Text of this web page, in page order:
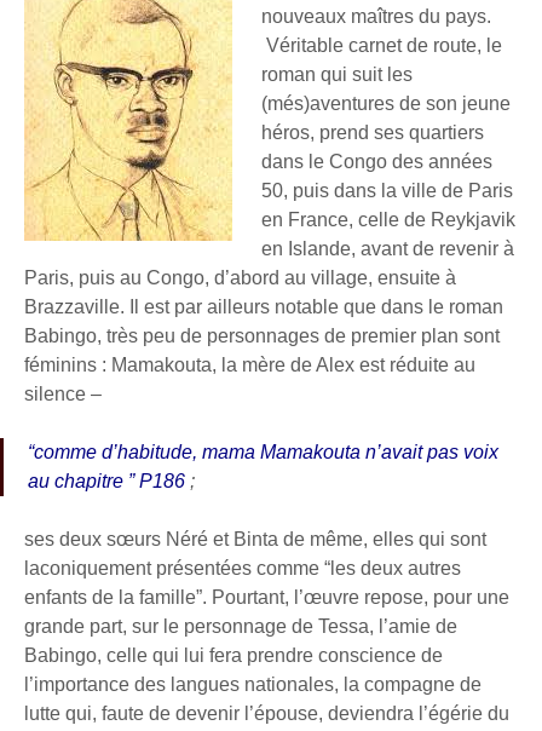
nouveaux maîtres du pays.
Véritable carnet de route, le
roman qui suit les
(més)aventures de son jeune
héros, prend ses quartiers
dans le Congo des années
50, puis dans la ville de Paris
en France, celle de Reykjavik
en Islande, avant de revenir à
Paris, puis au Congo, d’abord au village, ensuite à
Brazzaville. Il est par ailleurs notable que dans le roman
Babingo, très peu de personnages de premier plan sont
féminins : Mamakouta, la mère de Alex est réduite au
silence –
“comme d’habitude, mama Mamakouta n’avait pas voix
au chapitre ” P186 ;
ses deux sœurs Néré et Binta de même, elles qui sont
laconiquement présentées comme “les deux autres
enfants de la famille”. Pourtant, l’œuvre repose, pour une
grande part, sur le personnage de Tessa, l’amie de
Babingo, celle qui lui fera prendre conscience de
l’importance des langues nationales, la compagne de
lutte qui, faute de devenir l’épouse, deviendra l’égérie du